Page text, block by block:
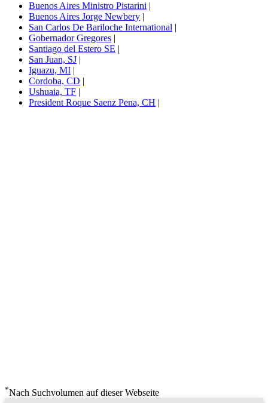
Buenos Aires Ministro Pistarini |
Buenos Aires Jorge Newbery |
San Carlos De Bariloche International |
Gobernador Gregores |
Santiago del Estero SE |
San Juan, SJ |
Iguazu, MI |
Cordoba, CD |
Ushuaia, TF |
President Roque Saenz Pena, CH |
*Nach Suchvolumen auf dieser Webseite